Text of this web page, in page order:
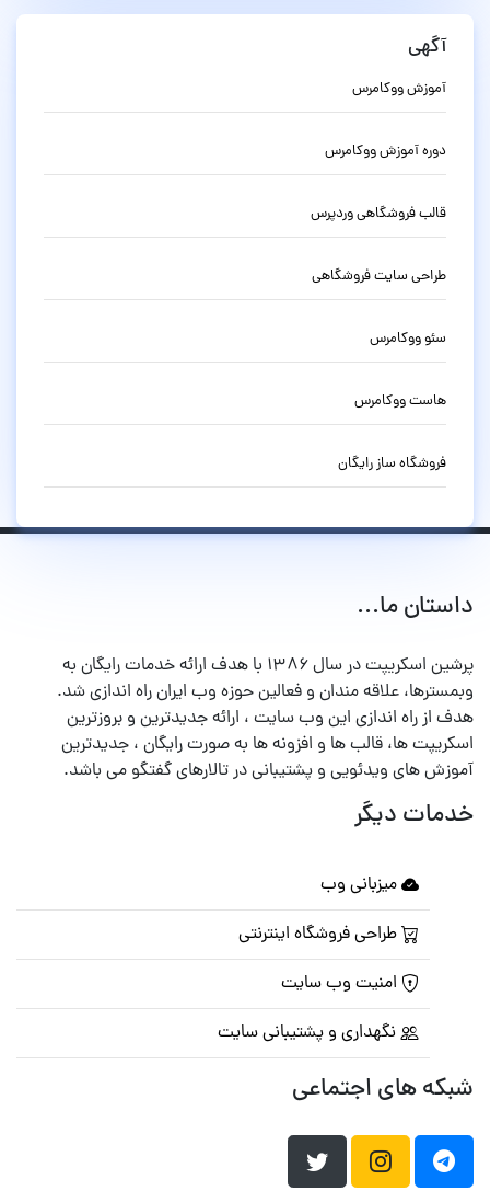
آگهی
آموزش ووکامرس
دوره آموزش ووکامرس
قالب فروشگاهی وردپرس
طراحی سایت فروشگاهی
سئو ووکامرس
هاست ووکامرس
فروشگاه ساز رایگان
داستان ما...
پرشین اسکریپت در سال ۱۳۸۶ با هدف ارائه خدمات رایگان به
وبمسترها، علاقه مندان و فعالین حوزه وب ایران راه اندازی شد.
هدف از راه اندازی این وب سایت ، ارائه جدیدترین و بروزترین
اسکریپت ها، قالب ها و افزونه ها به صورت رایگان ، جدیدترین
آموزش های ویدئویی و پشتیبانی در تالارهای گفتگو می باشد.
خدمات دیگر
میزبانی وب
طراحی فروشگاه اینترنتی
امنیت وب سایت
نگهداری و پشتیبانی سایت
شبکه های اجتماعی